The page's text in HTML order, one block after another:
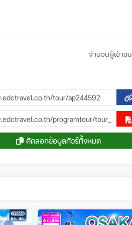
จำนวนผู้เข้าชม
คัดลอกข้อมูลทัวร์ทั้งหมด